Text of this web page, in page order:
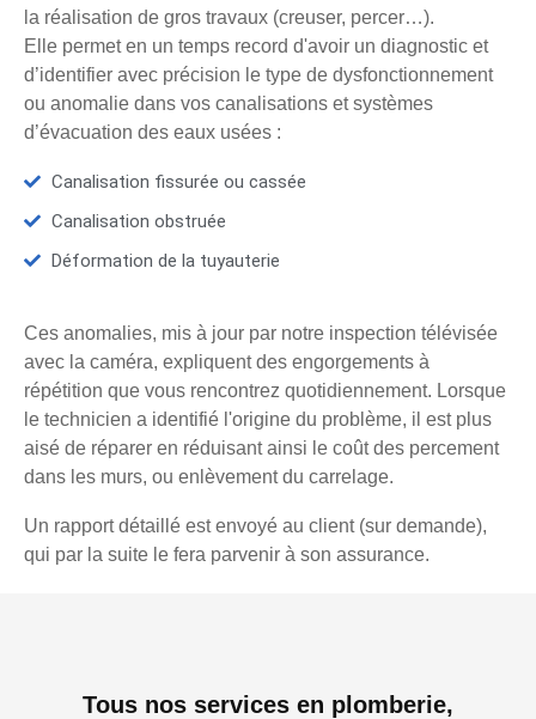
la réalisation de gros travaux (creuser, percer…).
Elle permet en un temps record d'avoir un diagnostic et
d’identifier avec précision le type de dysfonctionnement
ou anomalie dans vos canalisations et systèmes
d’évacuation des eaux usées :
Canalisation fissurée ou cassée
Canalisation obstruée
Déformation de la tuyauterie
Ces anomalies, mis à jour par notre inspection télévisée
avec la caméra, expliquent des engorgements à
répétition que vous rencontrez quotidiennement. Lorsque
le technicien a identifié l'origine du problème, il est plus
aisé de réparer en réduisant ainsi le coût des percement
dans les murs, ou enlèvement du carrelage.
Un rapport détaillé est envoyé au client (sur demande),
qui par la suite le fera parvenir à son assurance.
Tous nos services en plomberie,